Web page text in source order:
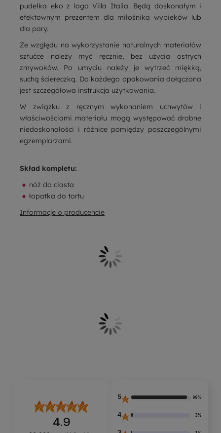
pudełka eko z logo Villa Italia. Będą doskonałym i
efektownym prezentem dla miłośnika wypieków lub
dla pary.
Ze względu na wykorzystanie naturalnych materiałów
sztućce należy myć ręcznie, bez użycia ostrych
zmywaków. Po umyciu należy je wytrzeć miękką,
suchą ściereczką. Do każdego opakowania dołączona
jest szczegółowa instrukcja użytkowania.
W związku z ręcznym wykonaniem uchwytów i
właściwościami materiału mogą występować drobne
niedoskonałości i różnice pomiędzy poszczególnymi
egzemplarzami.
Skład kompletu:
nóż do ciasta
łopatka do tortu
Informacje o producencie
4.9
5 96%
4 3%